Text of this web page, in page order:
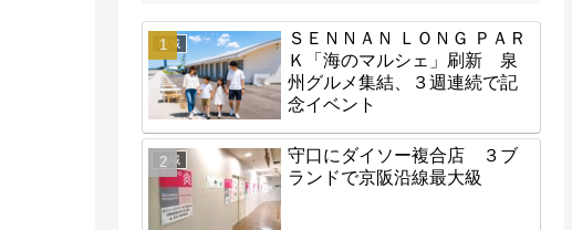
地域
ＳＥＮＮＡＮ ＬＯＮＧ ＰＡＲ
Ｋ「海のマルシェ」刷新 泉
州グルメ集結、３週連続で記
念イベント
地域
守口にダイソー複合店 ３ブ
ランドで京阪沿線最大級